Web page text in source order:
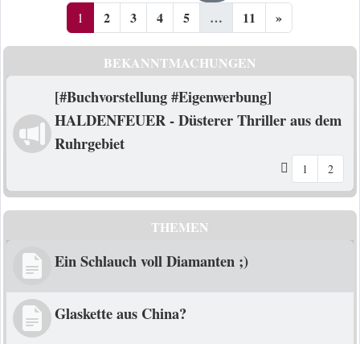
1 2 3 4 5 … 11 »
BEKANNTMACHUNGEN
[#Buchvorstellung #Eigenwerbung]
HALDENFEUER - Düsterer Thriller aus dem
Ruhrgebiet
1 2
THEMEN
Ein Schlauch voll Diamanten ;)
Glaskette aus China?